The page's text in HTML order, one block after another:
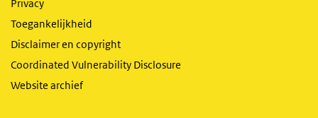
Privacy
Toegankelijkheid
Disclaimer en copyright
Coordinated Vulnerability Disclosure
Website archief